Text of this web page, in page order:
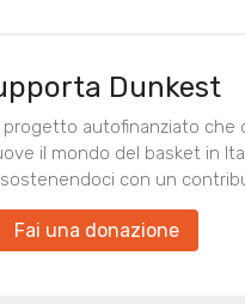
Dunkest
autofinanziato che
il mondo del basket in
con un
Fai una donazione